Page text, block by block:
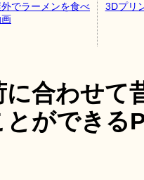
でラーメンを食べ
3Dプリ
合わせて
とができ